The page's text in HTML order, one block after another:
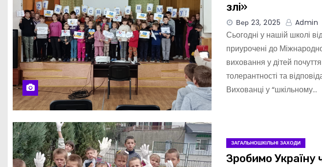
злі»
Вер 23, 2025 Admin
Сьогодні у нашій школі
приурочені до
виховання у дітей
толерантності та
Вихованці у “шкільному…
ЗАГАЛЬНОШКІЛЬНІ ЗАХОДИ
Зробимо Україну